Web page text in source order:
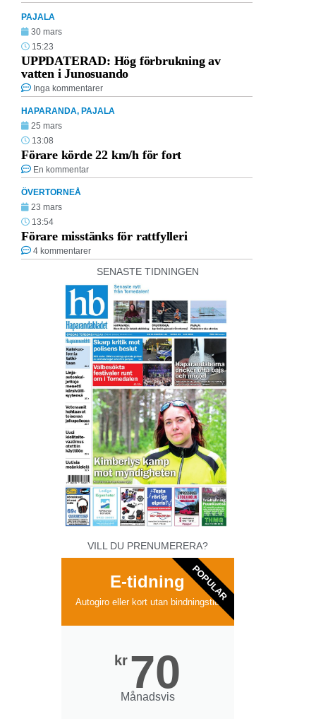
PAJALA
30 mars
15:23
UPPDATERAD: Hög förbrukning av
vatten i Junosuando
Inga kommentarer
HAPARANDA, PAJALA
25 mars
13:08
Förare körde 22 km/h för fort
En kommentar
ÖVERTORNEÅ
23 mars
13:54
Förare misstänks för rattfylleri
4 kommentarer
SENASTE TIDNINGEN
VILL DU PRENUMERERA?
E-tidning
Autogiro eller kort utan bindningstid
kr 70
Månadsvis
POPULAR